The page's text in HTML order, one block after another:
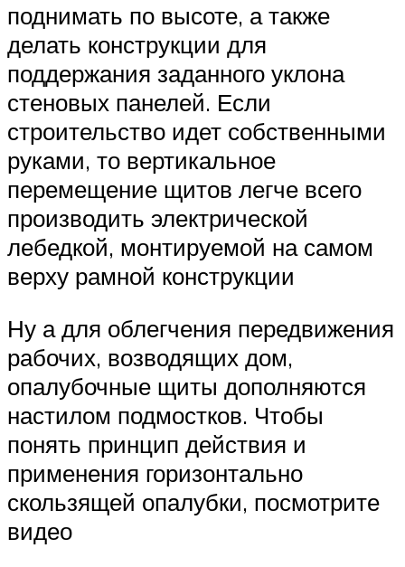
поднимать по высоте, а также
делать конструкции для
поддержания заданного уклона
стеновых панелей. Если
строительство идет собственными
руками, то вертикальное
перемещение щитов легче всего
производить электрической
лебедкой, монтируемой на самом
верху рамной конструкции
Ну а для облегчения передвижения
рабочих, возводящих дом,
опалубочные щиты дополняются
настилом подмостков. Чтобы
понять принцип действия и
применения горизонтально
скользящей опалубки, посмотрите
видео